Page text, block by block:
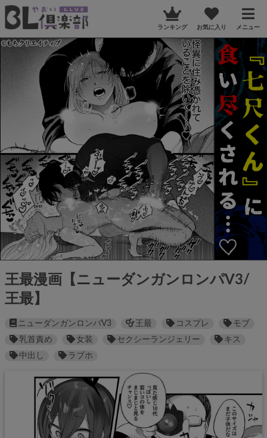
ランキング お気に入り メニュー
王最漫画【ニューダンガンロンパV3/
王最】
ニューダンガンロンパV3 王最 コスプレ
モブ
乳首責め
女装 セクシーランジェリー
キス
中出し
ラブホ